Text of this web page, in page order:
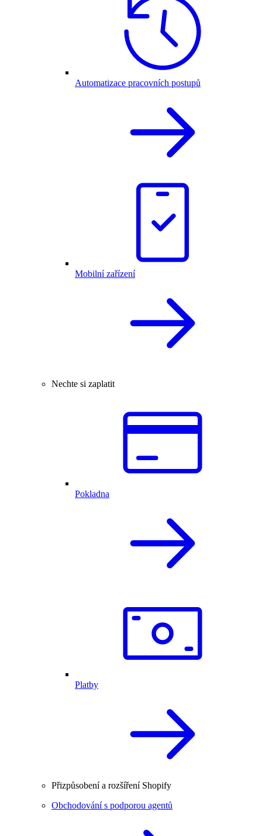
Automatizace pracovních postupů
Mobilní zařízení
Nechte si zaplatit
Pokladna
Platby
Přizpůsobení a rozšíření Shopify
Obchodování s podporou agentů